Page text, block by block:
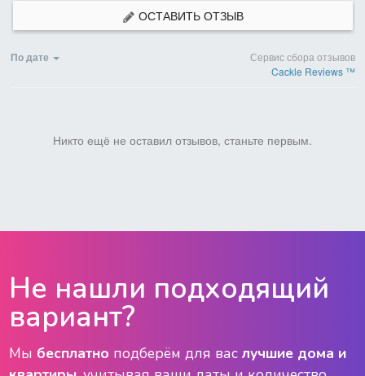
ОСТАВИТЬ ОТЗЫВ
По дате
Сервис сбора отзывов
Cackle Reviews ™
Никто ещё не оставил отзывов, станьте первым.
Не нашли подходящий
вариант?
Мы бесплатно подберём для вас лучшие дома и